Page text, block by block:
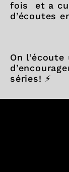
fois et a
d’écoutes
On
séries! ⚡️